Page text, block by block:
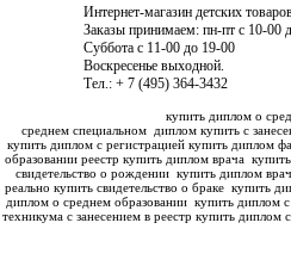
Интернет-магазин детских
Заказы принимаем: пн-пт с 10-00
Суббота с 11-00 до 19-00
Воскресенье выходной.
Тел.: + 7 (495) 364-3432
купить диплом о
среднем специальном диплом купить с
купить диплом с регистрацией купить диплом
образовании реестр купить диплом врача
свидетельство о рождении купить диплом
реально купить свидетельство о браке купить
диплом о среднем образовании купить диплом
техникума с занесением в реестр купить диплом